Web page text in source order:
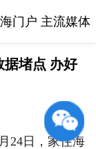
门户 主流媒体
据堵点 办好
24日，家住海